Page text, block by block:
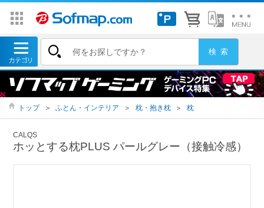
トップ ＞ ふとん・インテリア ＞ 枕・抱き枕 ＞ 枕
CALQS
ホッとする枕PLUS パールグレー（接触冷感）